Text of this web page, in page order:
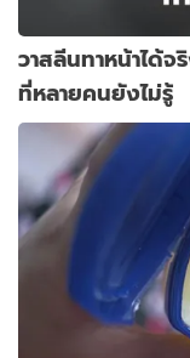
วาสลีนทาหน้าได้จ
ที่หลายคนยังไม่รู้